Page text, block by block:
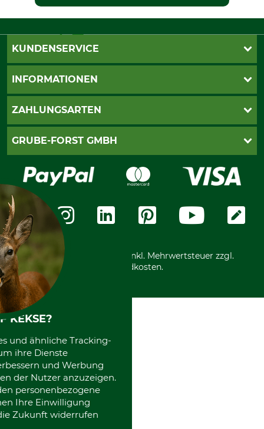
KUNDENSERVICE
Katalogbestellung
INFORMATIONEN
AGB
Widerrufsformular
Datenschutz
Zahlungsarten
ZAHLUNGSARTEN
PayPal
Rechnung
Vorkasse
GRUBE-FORST GMBH
Karriere
Über uns
Messetermine
Community
International
*Alle Preise in Euro und inkl. Mehrwertsteuer zzgl.
Versandkosten.
KEKSE?
und ähnliche Tracking-
ihre Dienste
und Werbung
der Nutzer anzuzeigen.
personenbezogene
Ihre Einwilligung
Zukunft widerrufen